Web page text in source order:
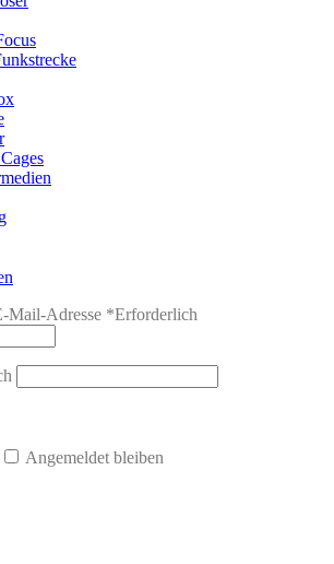
Mail-Adresse *Erforderlich
Angemeldet bleiben